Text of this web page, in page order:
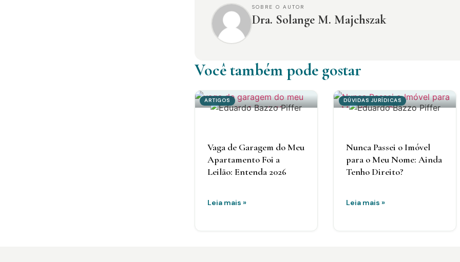
SOBRE O AUTOR
Dra. Solange M. Majchszak
Você também pode gostar
ARTIGOS
Vaga de Garagem do Meu
Apartamento Foi a
Leilão: Entenda 2026
Leia mais »
DÚVIDAS JURÍDICAS
Nunca Passei o Imóvel
para o Meu Nome: Ainda
Tenho Direito?
Leia mais »